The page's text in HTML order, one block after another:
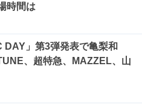
時間は
DAY」第3弾発表で亀梨和
、超特急、MAZZEL、山